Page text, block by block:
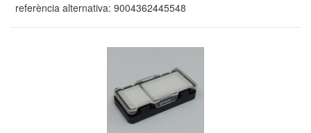
referència alternativa: 9004362445548